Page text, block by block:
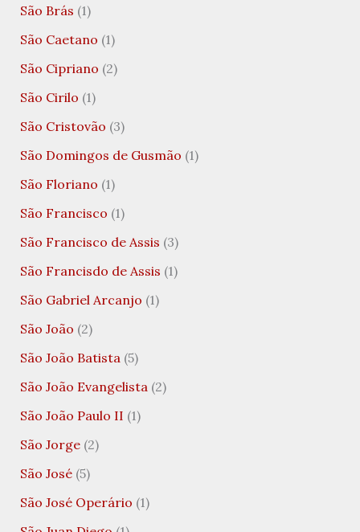
São Brás (1)
São Caetano (1)
São Cipriano (2)
São Cirilo (1)
São Cristovão (3)
São Domingos de Gusmão (1)
São Floriano (1)
São Francisco (1)
São Francisco de Assis (3)
São Francisdo de Assis (1)
São Gabriel Arcanjo (1)
São João (2)
São João Batista(5)
São João Evangelista(2)
São João Paulo II (1)
São Jorge(2)
São José(5)
São José Operário (1)